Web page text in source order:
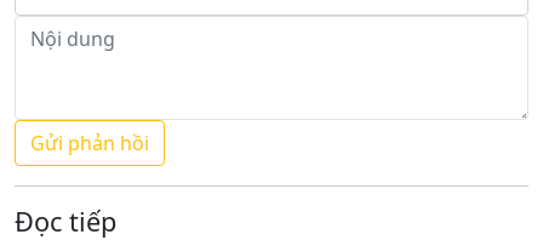
Đọc tiếp